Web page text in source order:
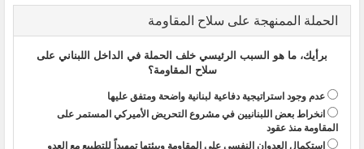
الحملة الممنهجة على سلاح المقاومة
برأيك، ما هو السبب الرئيسي خلف الحملة في الداخل اللبناني على
سلاح المقاومة؟
عدم وجود استراتيجية دفاعية لبنانية واضحة ومتفق عليها
انخراط بعض اللبنانيين في مشروع التحريض الأميركي المستمر على
المقاومة منذ عقود
استكمال العدوان النفسي على المقاومة وبيئتها تمهيداً للتطبيع مع العدو